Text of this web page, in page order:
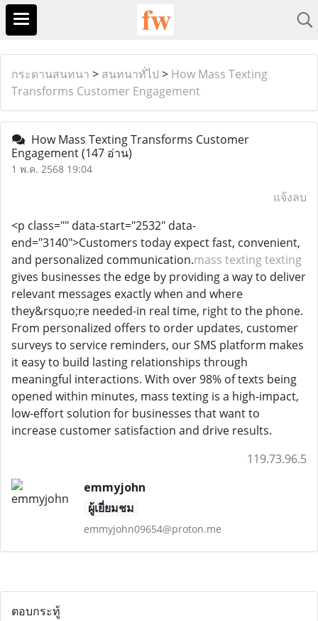
กระดานสนทนา > สนทนาทั่ไป > How Mass Texting
Transforms Customer Engagement
How Mass Texting Transforms Customer
Engagement(147 อ่าน)
1 พ.ค. 2568 19:04
แจ้งลบ
<p class="" data-start="2532" data-
end="3140">Customers today expect fast, convenient,
and personalized communication.mass texting texting
gives businesses the edge by providing a way to deliver
relevant messages exactly when and where
they&rsquo;re needed-in real time, right to the phone.
From personalized offers to order updates, customer
surveys to service reminders, our SMS platform makes
it easy to build lasting relationships through
meaningful interactions. With over 98% of texts being
opened within minutes, mass texting is a high-impact,
low-effort solution for businesses that want to
increase customer satisfaction and drive results.
119.73.96.5
emmyjohn
ผู้เยี่ยมชม
emmyjohn09654@proton.me
ตอบกระทู้